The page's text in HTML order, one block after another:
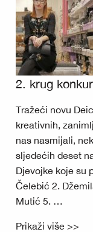
2. krug
Tražeći novu
kreativnih,
nas nasmijali,
sljedećih deset
Djevojke koje su
Čelebić 2.
Mutić 5. …
Prikaži više >>